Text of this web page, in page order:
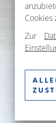
Cookies
Zur